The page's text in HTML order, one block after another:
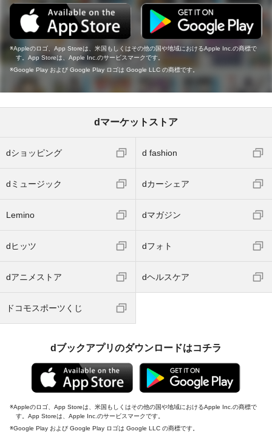
Appleのロゴ、App Storeは、米国もしくはその他の国や地域におけるApple Inc.の商標で
す。App Storeは、Apple Inc.のサービスマークです。
Google Play および Google Play ロゴは Google LLC の商標です。
dマーケットストア
dショッピング d fashion
dミュージック dカーシェア
Lemino dマガジン
dヒッツ dフォト
dアニメストア dヘルスケア
ドコモスポーツくじ
dブックアプリのダウンロードはコチラ
Appleのロゴ、App Storeは、米国もしくはその他の国や地域におけるApple Inc.の商標で
す。App Storeは、Apple Inc.のサービスマークです。
Google Play および Google Play ロゴは Google LLC の商標です。